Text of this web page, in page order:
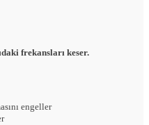
frekansları keser.
engeller